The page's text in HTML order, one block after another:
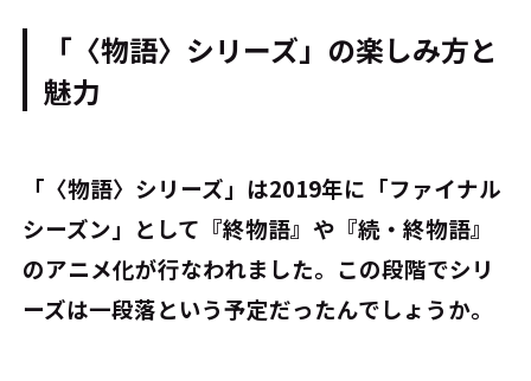
「〈物語〉シリーズ」の楽しみ方と
魅力
――「〈物語〉シリーズ」は2019年に「ファイナル
シーズン」として『終物語』や『続・終物語』
のアニメ化が行なわれました。この段階でシリ
ーズは一段落という予定だったんでしょうか。